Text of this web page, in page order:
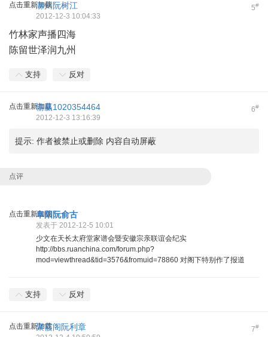
点击重新加载 5#
滁州阮树江
2012-12-3 10:04:33
竹林家声播四海
陈留世泽润九州
支持 反对
点击重新加载 6#
输赢1020354464
2012-12-3 13:16:39
提示: 作者被禁止或删除 内容自动屏蔽
点评
点击重新加载阜阳阮俞古
发表于 2012-12-5 10:01
少文在天长太府堂家谱会暨安徽宗亲联谊会纪实
http://bbs.ruanchina.com/forum.php?
mod=viewthread&tid=3576&fromuid=78860 对阁下特别作了报道
支持 反对
点击重新加载 7#
聚霞阁阮利章